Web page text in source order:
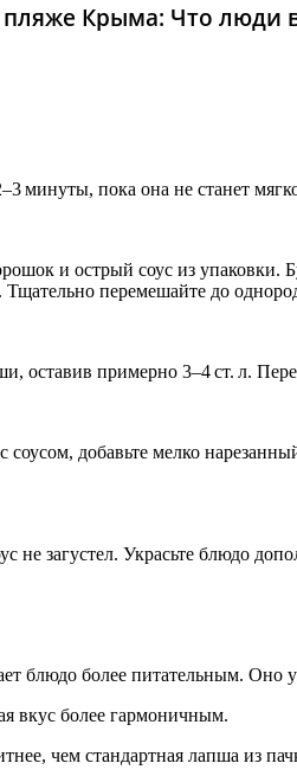
Крыма: Что люди
минуты, пока она не станет
и острый соус из упаковки.
перемешайте до
оставив примерно 3–4 ст. л.
добавьте мелко
не загустел. Украсьте блюдо
блюдо более питательным.
вкус более гармоничным.
чем стандартная лапша из